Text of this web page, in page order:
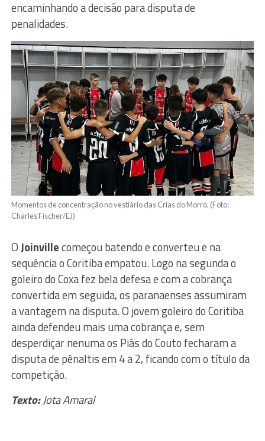
encaminhando a decisão para disputa de
penalidades.
Momentos de concentração no vestiário das Crias do Morro. (Foto:
Charles Fischer/EJ)
OJoinvillecomeçou batendo e converteu e na
sequência o Coritiba empatou. Logo na segunda o
goleiro do Coxa fez bela defesa e com a cobrança
convertida em seguida, os paranaenses assumiram
a vantagem na disputa. O jovem goleiro do Coritiba
ainda defendeu mais uma cobrança e, sem
desperdiçar nenuma os Piás do Couto fecharam a
disputa de pênaltis em 4 a 2, ficando com o título da
competição.
Texto:Jota Amaral